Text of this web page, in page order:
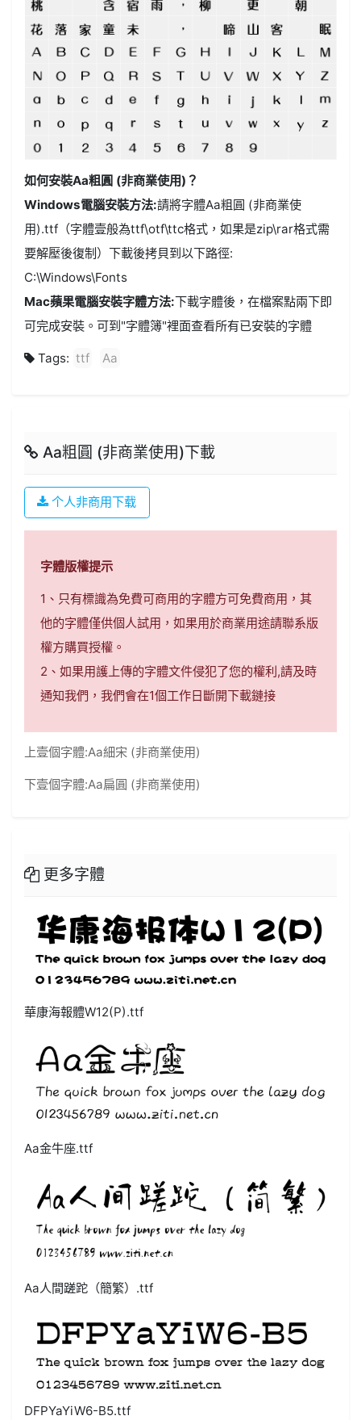
如何安裝Aa粗圓 (非商業使用)？
Windows電腦安裝方法:請將字體Aa粗圓 (非商業使
用).ttf（字體壹般為ttf\otf\ttc格式，如果是zip\rar格式需
要解壓後復制）下載後拷貝到以下路徑:
C:\Windows\Fonts
Mac蘋果電腦安裝字體方法:下載字體後，在檔案點兩下即
可完成安裝。可到"字體簿"裡面查看所有已安裝的字體
Tags: ttf Aa
Aa粗圓 (非商業使用)下載
个人非商用下载
字體版權提示
1、只有標識為免費可商用的字體方可免費商用，其
他的字體僅供個人試用，如果用於商業用途請聯系版
權方購買授權。
2、如果用護上傳的字體文件侵犯了您的權利,請及時
通知我們，我們會在1個工作日斷開下載鏈接
上壹個字體:Aa細宋 (非商業使用)
下壹個字體:Aa扁圓 (非商業使用)
更多字體
華康海報體W12(P).ttf
Aa金牛座.ttf
Aa人間蹉跎（簡繁）.ttf
DFPYaYiW6-B5.ttf